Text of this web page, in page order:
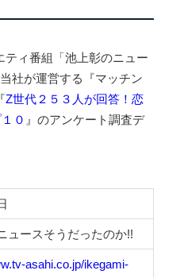
ティ番組「池上彰のニュー
社が運営する『マッチン
Z世代２５３人が回答！恋
０ 』のアンケート調査デ
ュースそうだったのか!!
asahi.co.jp/ikegami-